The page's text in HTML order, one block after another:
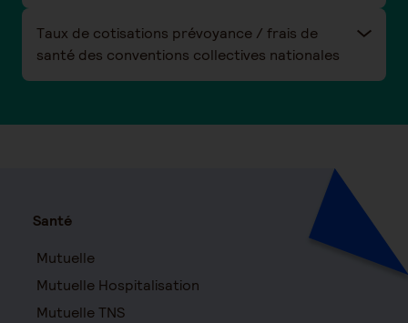
Taux de cotisations prévoyance / frais de
santé des conventions collectives nationales
Santé
Mutuelle
Mutuelle Hospitalisation
Mutuelle TNS